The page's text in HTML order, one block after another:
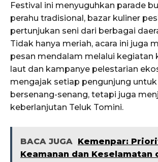
Festival ini menyuguhkan parade
perahu tradisional, bazar kuliner
pertunjukan seni dari berbagai
Tidak hanya meriah, acara ini juga
pesan mendalam melalui kegiatan
laut dan kampanye pelestarian
mengajak setiap pengunjung
bersenang-senang, tetapi juga
keberlanjutan Teluk Tomini.
BACA JUGA Kemenpar:
Keamanan dan Keselamatan